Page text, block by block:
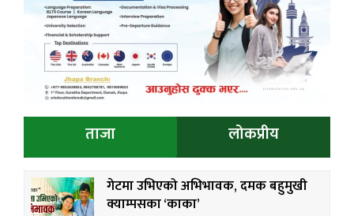
ताजा लोकप्रीय
गेटमा उभिएको अभिभावक, दमक बहुमुखी
क्याम्पसका ‘काका’